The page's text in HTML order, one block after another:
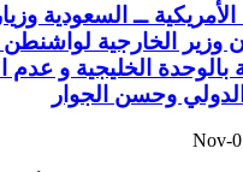
الأمريكية ــ السعودية
وزير الخارجية
بالوحدة الخليجية و عدم
الدولي وحسن الجوار